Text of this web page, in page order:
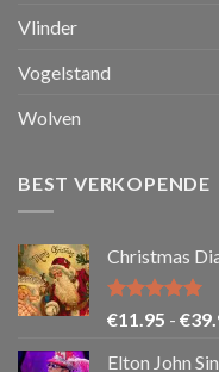
Vlinder
Vogelstand
Wolven
BEST VERKOPENDE
Christmas
Gewaardeerd
€11.95 - €
Elton John